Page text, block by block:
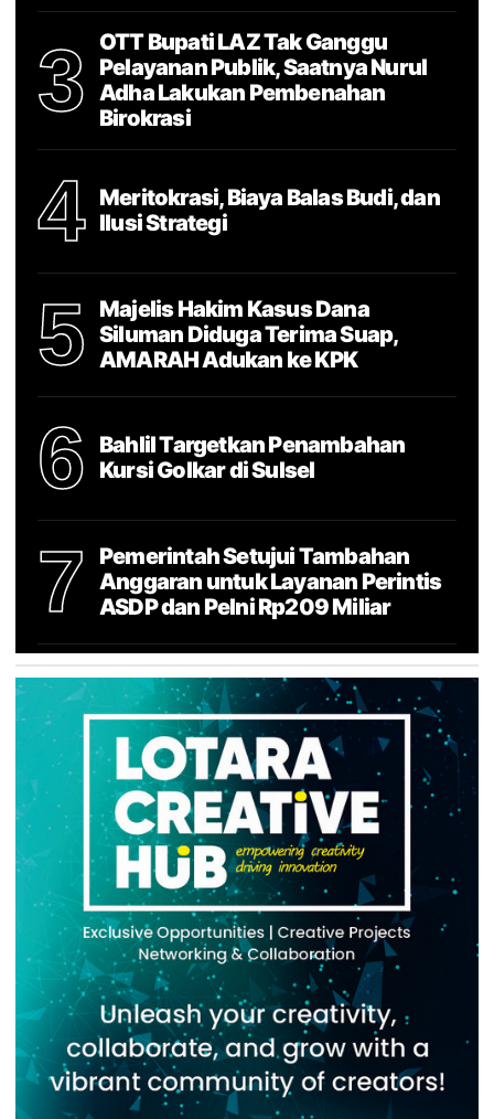
3
OTT Bupati LAZ Tak Ganggu
Pelayanan Publik, Saatnya Nurul
Adha Lakukan Pembenahan
Birokrasi
4
Meritokrasi, Biaya Balas Budi, dan
Ilusi Strategi
5
Majelis Hakim Kasus Dana
Siluman Diduga Terima Suap,
AMARAH Adukan ke KPK
6
Bahlil Targetkan Penambahan
Kursi Golkar di Sulsel
7
Pemerintah Setujui Tambahan
Anggaran untuk Layanan Perintis
ASDP dan Pelni Rp209 Miliar